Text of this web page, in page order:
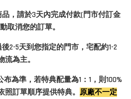
，請於3天內完成付款(門市付訂金
取消您的訂單。
2-5天到您指定的門市，宅配約1-2
為主。
為準，若特典配量為1：1，則100%
訂單順序提供特典。 原廠不一定